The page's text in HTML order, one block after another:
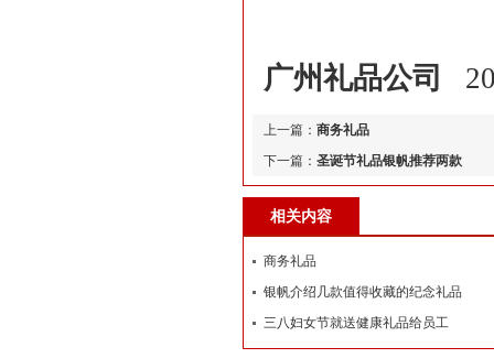
广州礼品公司
上一篇： 商务礼品
下一篇： 圣诞节礼品银帆推荐两款
相关内容
商务礼品
银帆介绍几款值得收藏的纪念礼品
三八妇女节就送健康礼品给员工